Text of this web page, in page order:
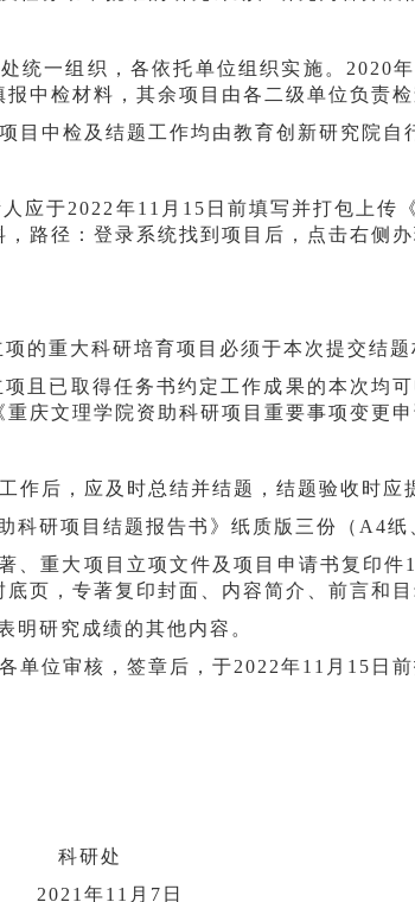
统一组织，各依托单位组织实施。2020
中检材料，其余项目由各二级单位负责
目中检及结题工作均由教育创新研究院自
应于2022年11月15日前填写并打包上传
，路径：登录系统找到项目后，点击右
的重大科研培育项目必须于本次提交结题
且已取得任务书约定工作成果的本次均
庆文理学院资助科研项目重要事项变更
作后，应及时总结并结题，结题验收时应
科研项目结题报告书》纸质版三份（A4纸
、重大项目立项文件及项目申请书复印
页，专著复印封面、内容简介、前言和目
明研究成绩的其他内容。
单位审核，签章后，于2022年11月15日前
处
月7日